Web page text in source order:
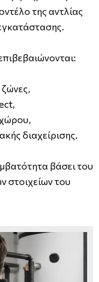
της αντλίας
χώρου,
διαχείρισης.
βάσει του
στοιχείων του